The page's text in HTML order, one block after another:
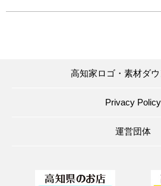
高知家ロゴ・素材ダ
Privacy Policy
運営団体